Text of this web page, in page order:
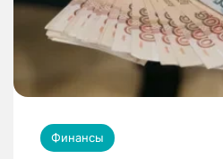
Финансы